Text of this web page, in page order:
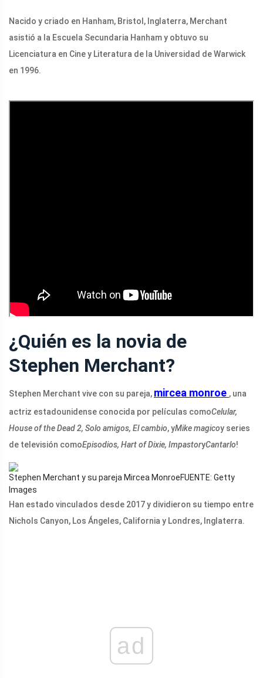
Nacido y criado en Hanham, Bristol, Inglaterra, Merchant
asistió a la Escuela Secundaria Hanham y obtuvo su
Licenciatura en Cine y Literatura de la Universidad de Warwick
en 1996.
¿Quién es la novia de
Stephen Merchant?
Stephen Merchant vive con su pareja, mircea monroe , una
actriz estadounidense conocida por películas comoCelular,
House of the Dead 2, Solo amigos, El cambio, yMike magicoy series
de televisión comoEpisodios, Hart of Dixie, ImpastoryCantarlo!
Stephen Merchant y su pareja Mircea MonroeFUENTE: Getty
Images
Han estado vinculados desde 2017 y dividieron su tiempo entre
Nichols Canyon, Los Ángeles, California y Londres, Inglaterra.
ad